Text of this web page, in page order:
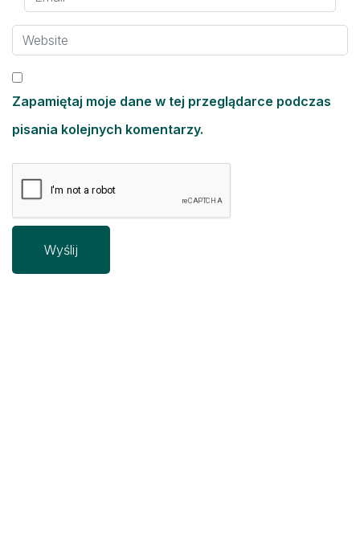
Zapamiętaj moje dane w tej przeglądarce podczas
pisania kolejnych komentarzy.